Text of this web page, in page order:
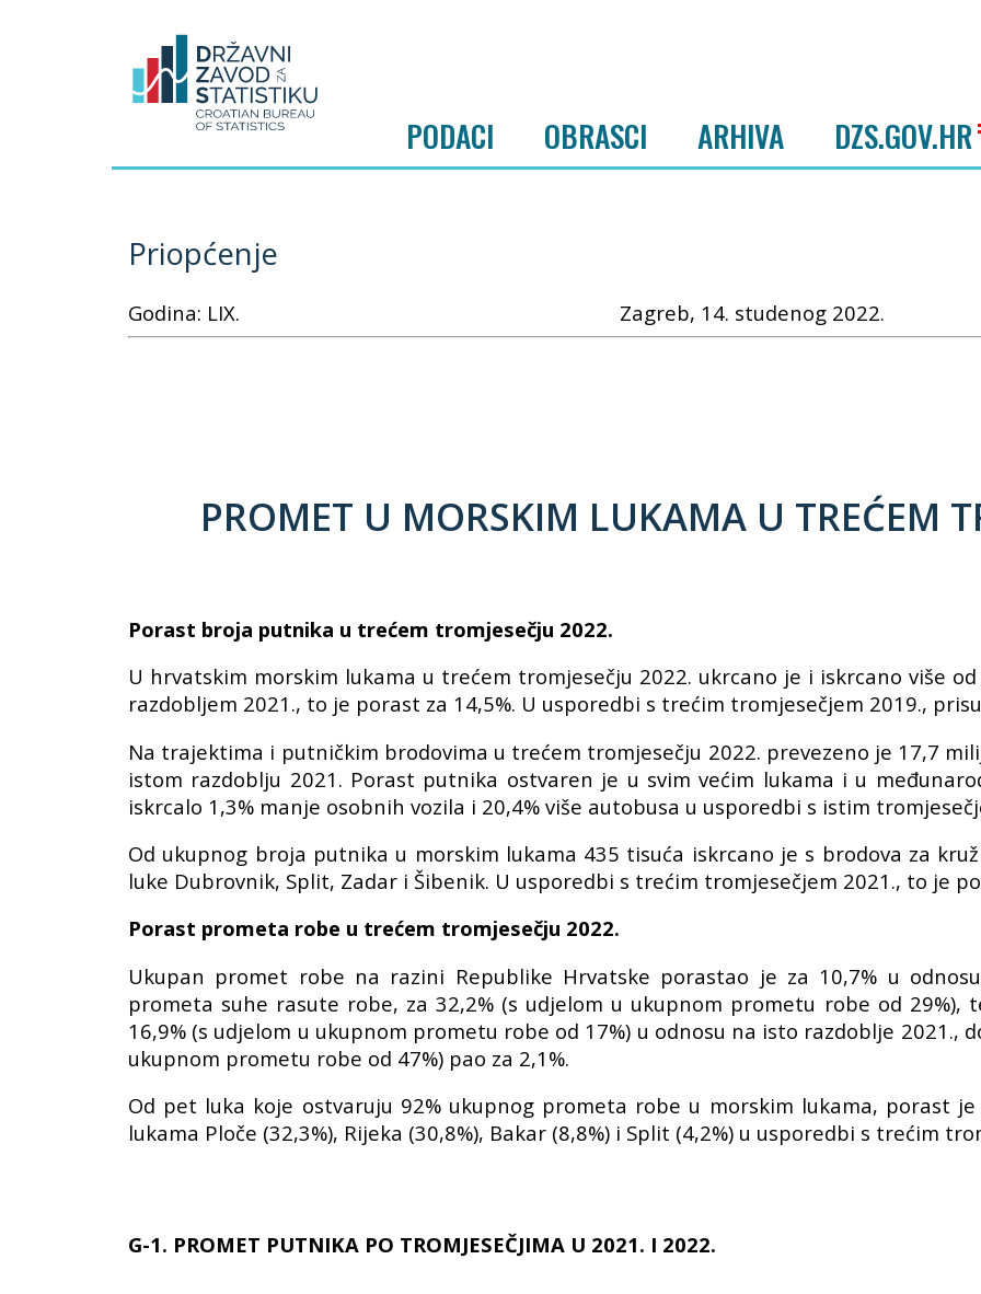
PODACI OBRASCI ARHIVA DZS.GOV.HR
Priopćenje
Godina: LIX. Zagreb, 14. studenog 2022.
PROMET U MORSKIM LUKAMA U TREĆEM
Porast broja putnika u trećem tromjesečju 2022.
U hrvatskim morskim lukama u trećem tromjesečju 2022. ukrcano je i iskrcano više
razdobljem 2021., to je porast za 14,5%. U usporedbi s trećim tromjesečjem 2019.,
Na trajektima i putničkim brodovima u trećem tromjesečju 2022. prevezeno je 17,7
istom razdoblju 2021. Porast putnika ostvaren je u svim većim lukama i u
iskrcalo 1,3% manje osobnih vozila i 20,4% više autobusa u usporedbi s istim
Od ukupnog broja putnika u morskim lukama 435 tisuća iskrcano je s brodova za
luke Dubrovnik, Split, Zadar i Šibenik. U usporedbi s trećim tromjesečjem 2021., to je
Porast prometa robe u trećem tromjesečju 2022.
Ukupan promet robe na razini Republike Hrvatske porastao je za 10,7% u
prometa suhe rasute robe, za 32,2% (s udjelom u ukupnom prometu robe od
16,9% (s udjelom u ukupnom prometu robe od 17%) u odnosu na isto razdoblje
ukupnom prometu robe od 47%) pao za 2,1%.
Od pet luka koje ostvaruju 92% ukupnog prometa robe u morskim lukama, porast
lukama Ploče (32,3%), Rijeka (30,8%), Bakar (8,8%) i Split (4,2%) u usporedbi s trećim
G-1. PROMET PUTNIKA PO TROMJESEČJIMA U 2021. I 2022.